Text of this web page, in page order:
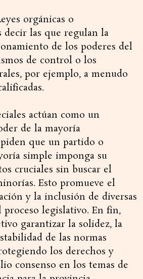
orgánicas o
decir las que regulan la
de los poderes del
de control o los
por ejemplo, a menudo
actúan como un
de la mayoría
que un partido o
simple imponga su
cruciales sin buscar el
Esto promueve el
y la inclusión de diversas
proceso legislativo. En fin,
garantizar la solidez, la
de las normas
los derechos y
consenso en los temas de